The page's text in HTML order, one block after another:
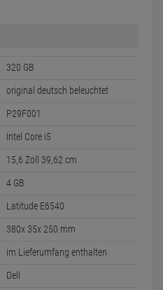
320 GB
original deutsch beleuchtet
P29F001
Intel Core i5
15,6 Zoll 39,62 cm
4 GB
Latitude E6540
380x 35x 250 mm
im Lieferumfang enthalten
Dell